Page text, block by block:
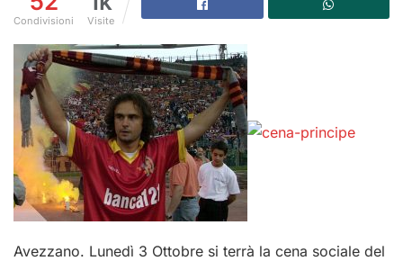
Condivisioni Visite
Avezzano. Lunedì 3 Ottobre si terrà la cena sociale del